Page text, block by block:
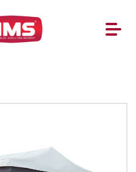
12